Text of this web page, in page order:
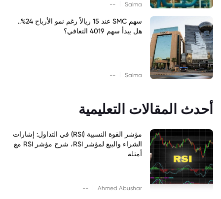
Salma
--
سهم SMC عند 15 ريالاً رغم نمو الأرباح 24%..
هل يبدأ سهم 4019 التعافي؟
Salma
--
أحدث المقالات التعليمية
مؤشر القوة النسبية (RSI) في التداول: إشارات
الشراء والبيع لمؤشر RSI، شرح مؤشر RSI مع
أمثلة
Ahmed Abushar
--